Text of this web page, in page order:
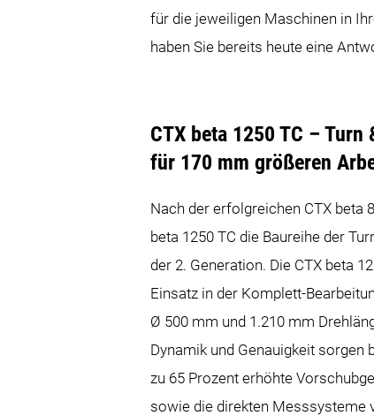
für die jeweiligen Maschinen in
haben Sie bereits heute eine
CTX beta 1250 TC –
für 170 mm größeren
Nach der erfolgreichen CTX beta
beta 1250 TC die Baureihe der
der 2. Generation. Die CTX beta
Einsatz in der Komplett-
Ø 500 mm und 1.210 mm
Dynamik und Genauigkeit sorgen
zu 65 Prozent erhöhte
sowie die direkten Messsysteme